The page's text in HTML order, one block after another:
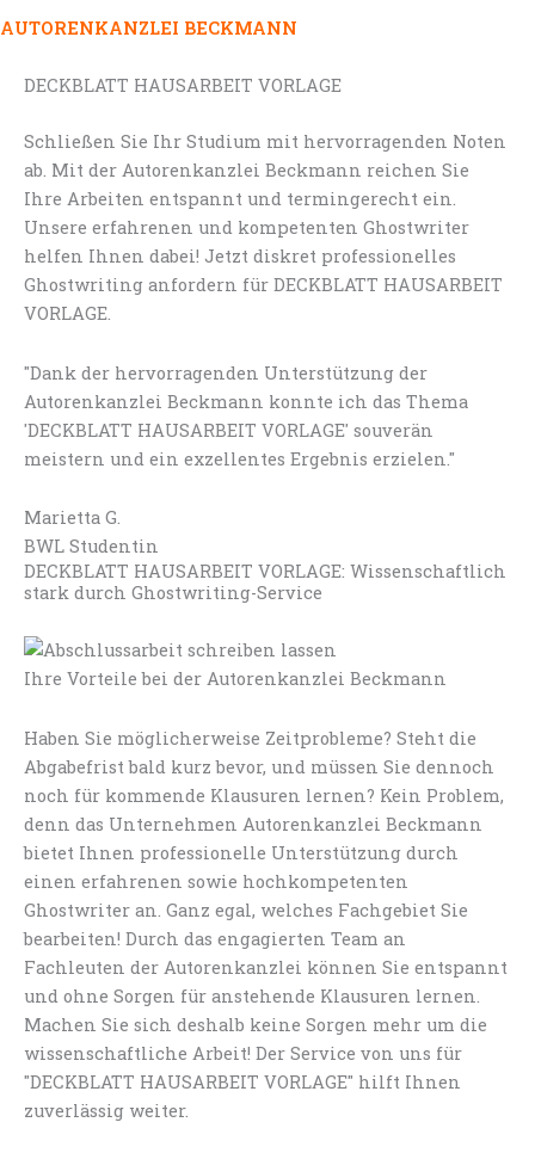
AUTORENKANZLEI BECKMANN
DECKBLATT HAUSARBEIT VORLAGE
Schließen Sie Ihr Studium mit hervorragenden Noten
ab. Mit der Autorenkanzlei Beckmann reichen Sie
Ihre Arbeiten entspannt und termingerecht ein.
Unsere erfahrenen und kompetenten Ghostwriter
helfen Ihnen dabei! Jetzt diskret professionelles
Ghostwriting anfordern für DECKBLATT HAUSARBEIT
VORLAGE.
"Dank der hervorragenden Unterstützung der
Autorenkanzlei Beckmann konnte ich das Thema
'DECKBLATT HAUSARBEIT VORLAGE' souverän
meistern und ein exzellentes Ergebnis erzielen."
Marietta G.
BWL Studentin
DECKBLATT HAUSARBEIT VORLAGE: Wissenschaftlich
stark durch Ghostwriting-Service
Ihre Vorteile bei der Autorenkanzlei Beckmann
Haben Sie möglicherweise Zeitprobleme? Steht die
Abgabefrist bald kurz bevor, und müssen Sie dennoch
noch für kommende Klausuren lernen? Kein Problem,
denn das Unternehmen Autorenkanzlei Beckmann
bietet Ihnen professionelle Unterstützung durch
einen erfahrenen sowie hochkompetenten
Ghostwriter an. Ganz egal, welches Fachgebiet Sie
bearbeiten! Durch das engagierten Team an
Fachleuten der Autorenkanzlei können Sie entspannt
und ohne Sorgen für anstehende Klausuren lernen.
Machen Sie sich deshalb keine Sorgen mehr um die
wissenschaftliche Arbeit! Der Service von uns für
"DECKBLATT HAUSARBEIT VORLAGE" hilft Ihnen
zuverlässig weiter.